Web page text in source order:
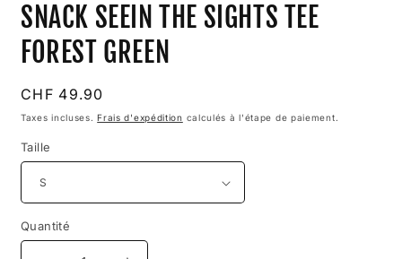
média
1
dans
une
fenêtre
SNACK SEEIN THE SIGHTS TEE
FOREST GREEN
Prix
habituel
CHF 49.90
Taxes incluses.Frais d'expédition calculés à l'étape de paiement.
Taille
Quantité